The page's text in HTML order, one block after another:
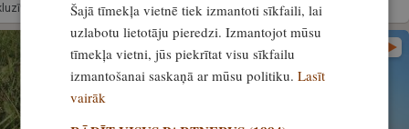
29. aprīlis, 2022
Šajā tīmekļa vietnē tiek izmantoti sīkfaili, lai
uzlabotu lietotāju pieredzi. Izmantojot mūsu
tīmekļa vietni, jūs piekrītat visu sīkfailu
izmantošanai saskaņā ar mūsu politiku.Lasīt
vairāk